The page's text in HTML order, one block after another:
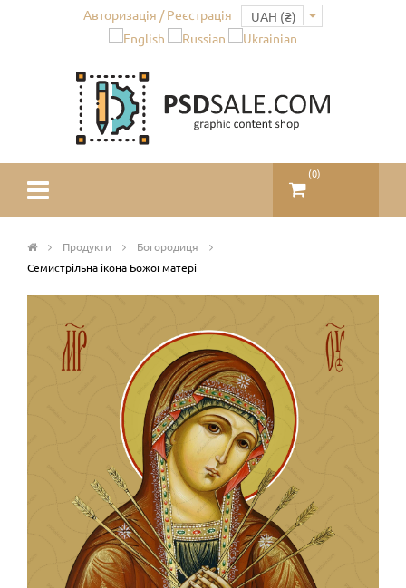
Авторизація / Реєстрація
(0)
Продукти
Богородиця
Семистрільна ікона Божої матері